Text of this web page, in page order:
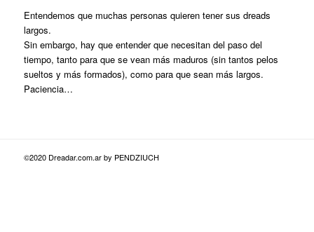
Entendemos que muchas personas quieren tener sus dreads
largos.
Sin embargo, hay que entender que necesitan del paso del
tiempo, tanto para que se vean más maduros (sin tantos pelos
sueltos y más formados), como para que sean más largos.
Paciencia…
©2020 Dreadar.com.ar by PENDZIUCH